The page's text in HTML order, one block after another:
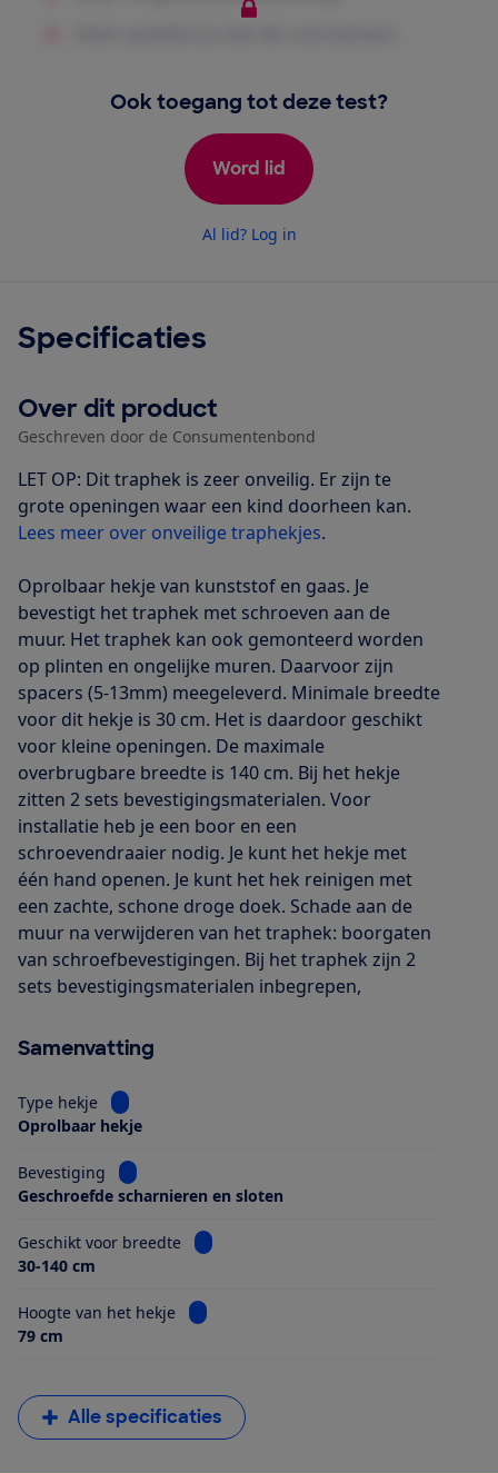
Ook toegang tot deze test?
Word lid
Al lid? Log in
Specificaties
Over dit product
Geschreven door de Consumentenbond
LET OP: Dit traphek is zeer onveilig. Er zijn te
grote openingen waar een kind doorheen kan.
Lees meer over onveilige traphekjes.
Oprolbaar hekje van kunststof en gaas. Je
bevestigt het traphek met schroeven aan de
muur. Het traphek kan ook gemonteerd worden
op plinten en ongelijke muren. Daarvoor zijn
spacers (5-13mm) meegeleverd. Minimale breedte
voor dit hekje is 30 cm. Het is daardoor geschikt
voor kleine openingen. De maximale
overbrugbare breedte is 140 cm. Bij het hekje
zitten 2 sets bevestigingsmaterialen. Voor
installatie heb je een boor en een
schroevendraaier nodig. Je kunt het hekje met
één hand openen. Je kunt het hek reinigen met
een zachte, schone droge doek. Schade aan de
muur na verwijderen van het traphek: boorgaten
van schroefbevestigingen. Bij het traphek zijn 2
sets bevestigingsmaterialen inbegrepen,
Samenvatting
Type hekje
Bekijk informatie voor Type hekje
Oprolbaar hekje
Bevestiging
Bekijk informatie voor Bevestiging
Geschroefde scharnieren en sloten
Geschikt voor breedte
Bekijk informatie voor Geschikt voor
30-140 cm
Hoogte van het hekje
Bekijk informatie voor Hoogte van het
79 cm
Alle specificaties